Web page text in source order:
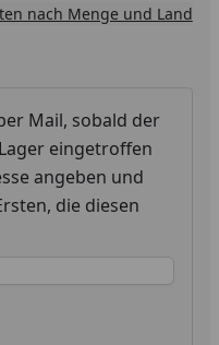
nach Menge und Land
Mail, sobald der
eingetroffen
angeben und
die diesen